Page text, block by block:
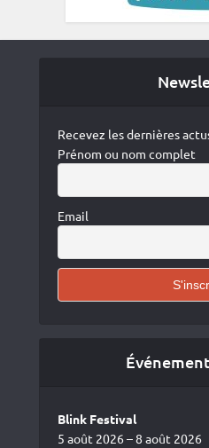
Recevez les dernières
Prénom ou nom complet
Email
Blink Festival
5 août 2026 – 8 août 2026